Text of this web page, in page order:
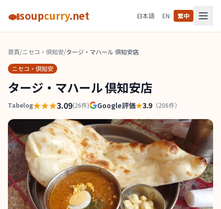
🍛soupcurry.net 日本語 EN 繁中
首頁/ニセコ・倶知安/タージ・マハール 倶知安店
ニセコ・倶知安
タージ・マハール 倶知安店
Tabelog★★★3.09(26件) Google評価★3.9 （206件）